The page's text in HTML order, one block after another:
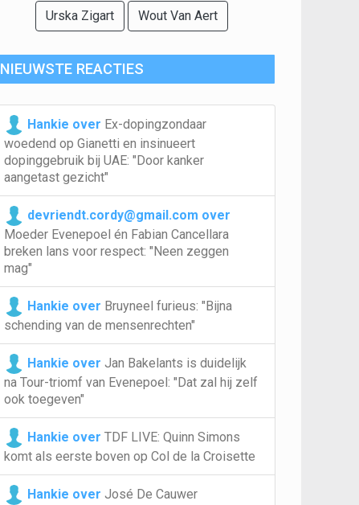
Urska Zigart Wout Van Aert
NIEUWSTE REACTIES
Hankie over Ex-dopingzondaar
woedend op Gianetti en insinueert
dopinggebruik bij UAE: "Door kanker
aangetast gezicht"
devriendt.cordy@gmail.com over
Moeder Evenepoel én Fabian Cancellara
breken lans voor respect: "Neen zeggen
mag"
Hankie over Bruyneel furieus: "Bijna
schending van de mensenrechten"
Hankie over Jan Bakelants is duidelijk
na Tour-triomf van Evenepoel: "Dat zal hij zelf
ook toegeven"
Hankie over TDF LIVE: Quinn Simons
komt als eerste boven op Col de la Croisette
Hankie over José De Cauwer